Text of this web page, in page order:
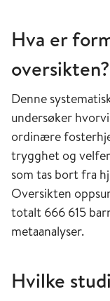
Hva er
oversikten?
Denne
undersøker
ordinære
trygghet og
som tas bort fra
Oversikten
totalt 666 615
metaanalyser.
Hvilke